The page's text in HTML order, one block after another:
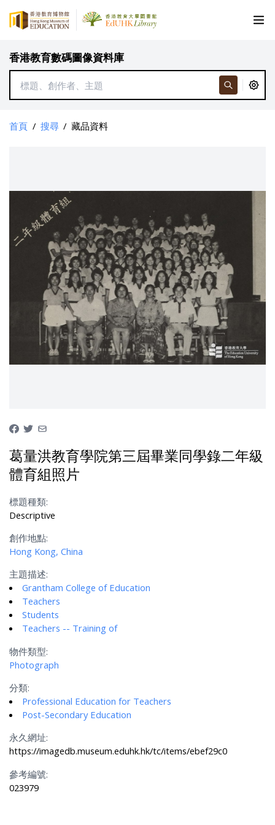
香港教育數碼圖像資料庫
首頁 / 搜尋 / 藏品資料
葛量洪教育學院第三屆畢業同學錄二年級
體育組照片
標題種類:
Descriptive
創作地點:
Hong Kong, China
主題描述:
Grantham College of Education
Teachers
Students
Teachers -- Training of
物件類型:
Photograph
分類:
Professional Education for Teachers
Post-Secondary Education
永久網址:
https://imagedb.museum.eduhk.hk/tc/items/ebef29c0
參考編號:
023979